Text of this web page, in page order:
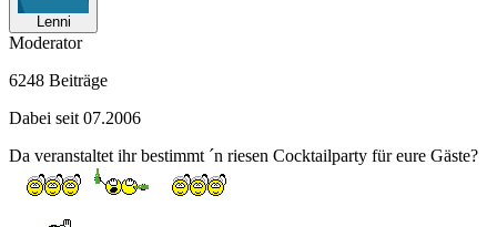
Lenni
Moderator
6248 Beiträge
Dabei seit 07.2006
Da veranstaltet ihr bestimmt ´n riesen Cocktailparty für eure Gäste?